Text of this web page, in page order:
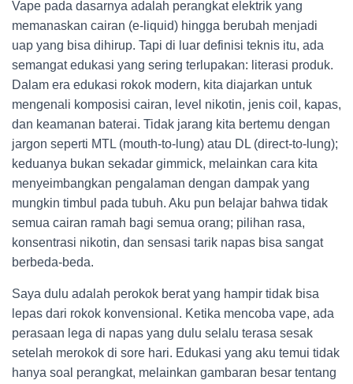
Vape pada dasarnya adalah perangkat elektrik yang
memanaskan cairan (e-liquid) hingga berubah menjadi
uap yang bisa dihirup. Tapi di luar definisi teknis itu, ada
semangat edukasi yang sering terlupakan: literasi produk.
Dalam era edukasi rokok modern, kita diajarkan untuk
mengenali komposisi cairan, level nikotin, jenis coil, kapas,
dan keamanan baterai. Tidak jarang kita bertemu dengan
jargon seperti MTL (mouth-to-lung) atau DL (direct-to-lung);
keduanya bukan sekadar gimmick, melainkan cara kita
menyeimbangkan pengalaman dengan dampak yang
mungkin timbul pada tubuh. Aku pun belajar bahwa tidak
semua cairan ramah bagi semua orang; pilihan rasa,
konsentrasi nikotin, dan sensasi tarik napas bisa sangat
berbeda-beda.
Saya dulu adalah perokok berat yang hampir tidak bisa
lepas dari rokok konvensional. Ketika mencoba vape, ada
perasaan lega di napas yang dulu selalu terasa sesak
setelah merokok di sore hari. Edukasi yang aku temui tidak
hanya soal perangkat, melainkan gambaran besar tentang